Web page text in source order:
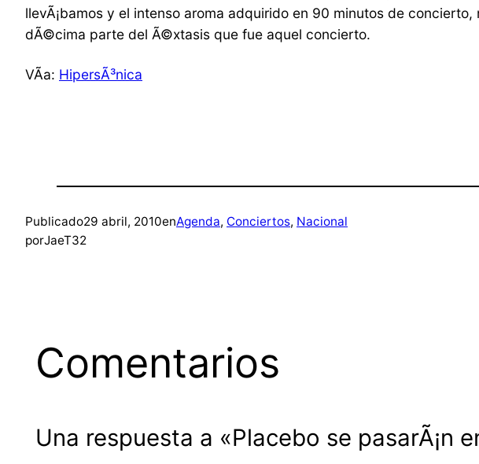
llevÃ¡bamos y el intenso aroma adquirido en 90 minutos de
dÃ©cima parte del Ã©xtasis que fue aquel concierto.
VÃ­a: HipersÃ³nica
Publicado29 abril, 2010enAgenda, Conciertos, Nacional
porJaeT32
Comentarios
Una respuesta a «Placebo se pasarÃ¡n